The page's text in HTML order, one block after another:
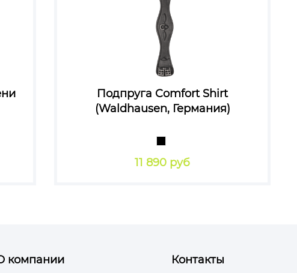
Подпруга Comfort Shirt
(Waldhausen, Германия)
11 890 руб
компании Контакты